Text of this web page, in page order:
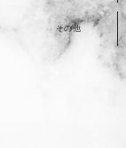
その他